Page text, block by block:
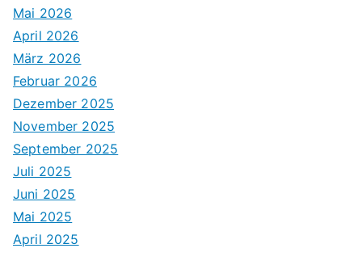
Mai 2026
April 2026
März 2026
Februar 2026
Dezember 2025
November 2025
September 2025
Juli 2025
Juni 2025
Mai 2025
April 2025